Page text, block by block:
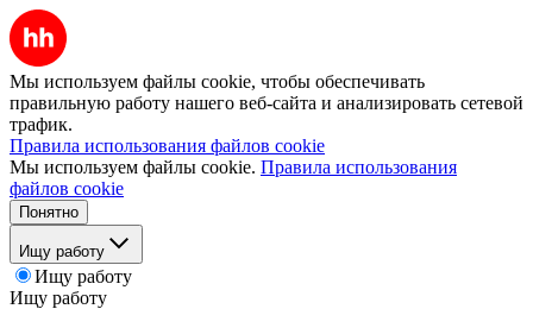
Мы используем файлы cookie, чтобы обеспечивать
правильную работу нашего веб-сайта и анализировать сетевой
трафик.
Правила использования файлов cookie
Мы используем файлы cookie. Правила использования
файлов cookie
Понятно
Ищу работу
Ищу работу
Ищу работу